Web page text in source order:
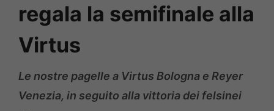
regala la semifinale alla
Virtus
Le nostre pagelle a Virtus Bologna e Reyer
Venezia, in seguito alla vittoria dei felsinei